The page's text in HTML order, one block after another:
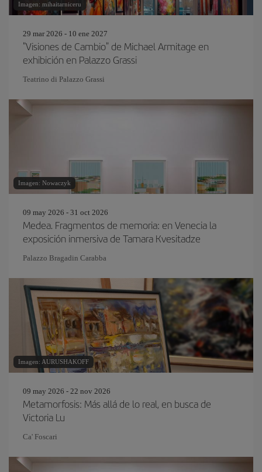
Imagen: mihaitarniceru
29 mar 2026 - 10 ene 2027
"Visiones de Cambio" de Michael Armitage en
exhibición en Palazzo Grassi
Teatrino di Palazzo Grassi
Imagen: Nowaczyk
09 may 2026 - 31 oct 2026
Medea. Fragmentos de memoria: en Venecia la
exposición inmersiva de Tamara Kvesitadze
Palazzo Bragadin Carabba
Imagen: AURUSHAKOFF
09 may 2026 - 22 nov 2026
Metamorfosis: Más allá de lo real, en busca de
Victoria Lu
Ca' Foscari